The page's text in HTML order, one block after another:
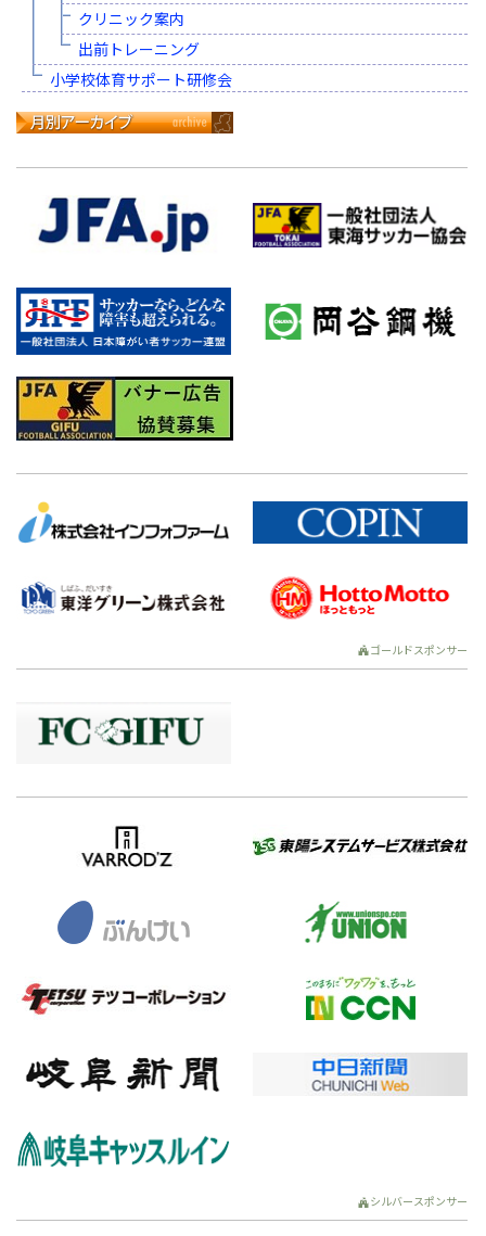
クリニック案内
出前トレーニング
小学校体育サポート研修会
ゴールドスポンサー
シルバースポンサー